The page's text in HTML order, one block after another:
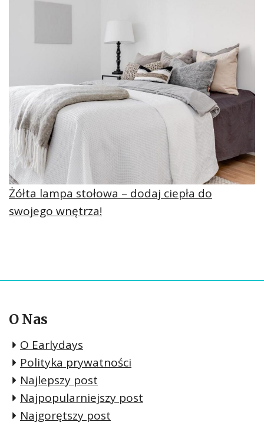
Żółta lampa stołowa – dodaj ciepła do
swojego wnętrza!
O Nas
O Earlydays
Polityka prywatności
Najlepszy post
Najpopularniejszy post
Najgorętszy post